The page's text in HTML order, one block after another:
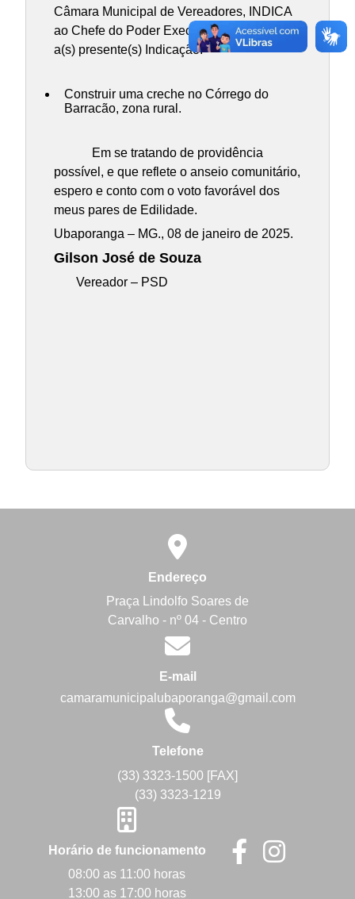
Câmara Municipal de Vereadores, INDICA
ao Chefe do Poder Executivo Municipal,
a(s) presente(s) Indicação:
Construir uma creche no Córrego do
Barracão, zona rural.
Em se tratando de providência
possível, e que reflete o anseio comunitário,
espero e conto com o voto favorável dos
meus pares de Edilidade.
Ubaporanga – MG., 08 de janeiro de 2025.
Gilson José de Souza
Vereador – PSD
Endereço
Praça Lindolfo Soares de
Carvalho - nº 04 - Centro
E-mail
camaramunicipalubaporanga@gmail.com
Telefone
(33) 3323-1500 [FAX]
(33) 3323-1219
Horário de funcionamento
08:00 as 11:00 horas
13:00 as 17:00 horas